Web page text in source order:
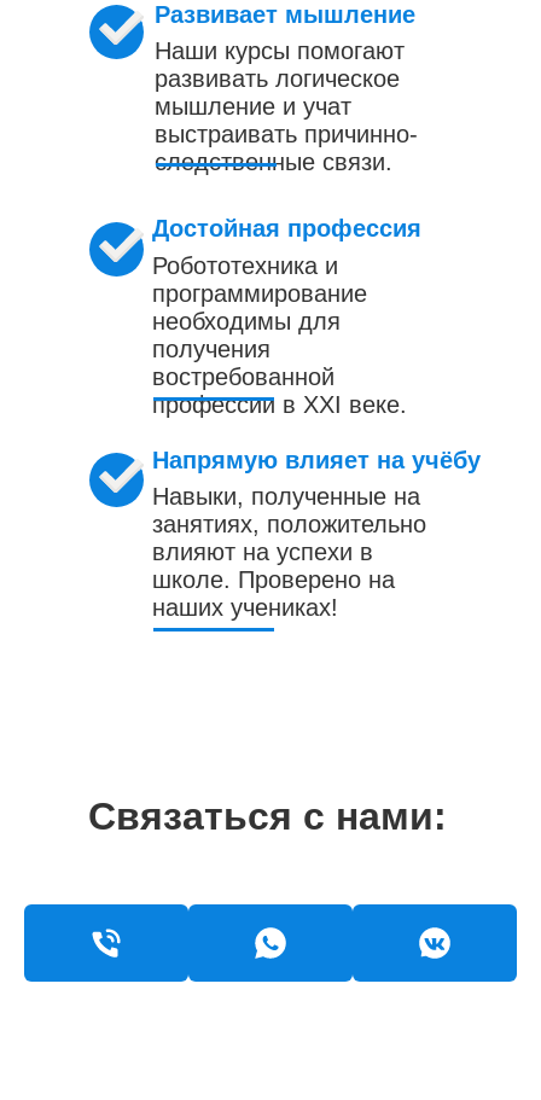
Развивает мышление
Наши курсы помогают
развивать логическое
мышление и учат
выстраивать причинно-
следственные связи.
Достойная профессия
Робототехника и
программирование
необходимы для
получения
востребованной
профессии в XXI веке.
Напрямую влияет на учёбу
Навыки, полученные на
занятиях, положительно
влияют на успехи в
школе. Проверено на
наших учениках!
Связаться с нами: